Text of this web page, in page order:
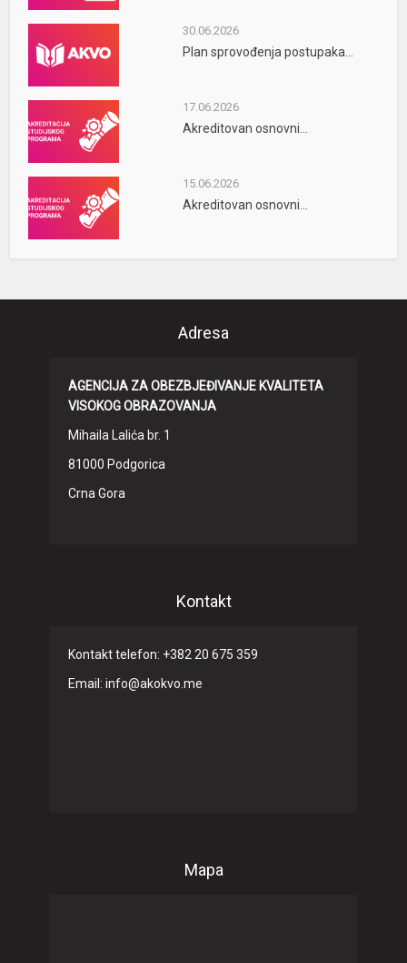
30.06.2026
Plan sprovođenja postupaka...
17.06.2026
Akreditovan osnovni...
15.06.2026
Akreditovan osnovni...
Adresa
AGENCIJA ZA OBEZBJEĐIVANJE KVALITETA
VISOKOG OBRAZOVANJA
Mihaila Lalića br. 1
81000 Podgorica
Crna Gora
Kontakt
Kontakt telefon: +382 20 675 359
Email: info@akokvo.me
Mapa